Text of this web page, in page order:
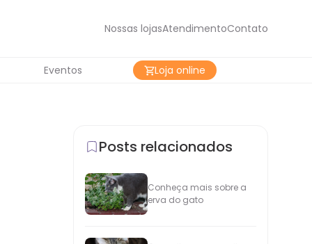
Nossas lojasAtendimentoContato
Eventos Loja online
Posts relacionados
Conheça mais sobre a
erva do gato